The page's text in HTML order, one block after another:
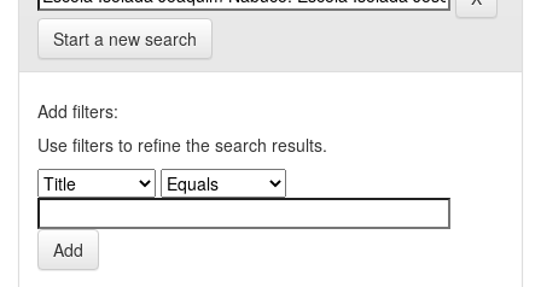
Start a new search
Add filters:
Use filters to refine the search results.